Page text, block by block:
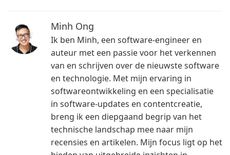
Minh Ong
Ik ben Minh, een software-engineer en
auteur met een passie voor het verkennen
van en schrijven over de nieuwste software
en technologie. Met mijn ervaring in
softwareontwikkeling en een specialisatie
in software-updates en contentcreatie,
breng ik een diepgaand begrip van het
technische landschap mee naar mijn
recensies en artikelen. Mijn focus ligt op het